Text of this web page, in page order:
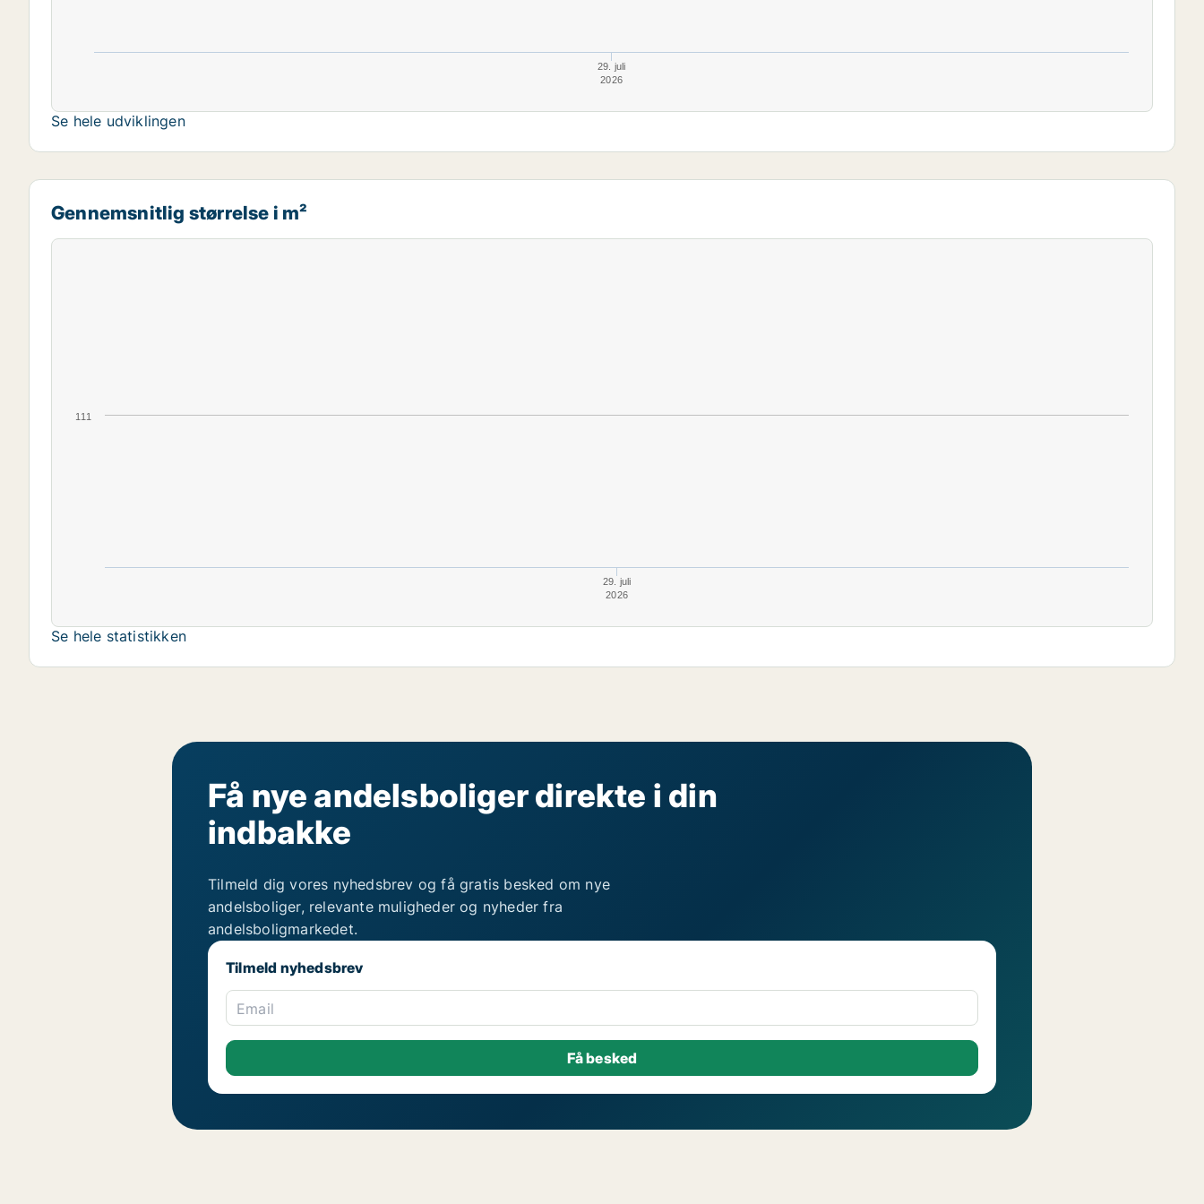
29. juli
2026
Se hele udviklingen
Gennemsnitlig størrelse i m²
29. juli
2026
111
Se hele statistikken
Få nye andelsboliger direkte i din
indbakke
Tilmeld dig vores nyhedsbrev og få gratis besked om nye
andelsboliger, relevante muligheder og nyheder fra
andelsboligmarkedet.
Tilmeld nyhedsbrev
Email